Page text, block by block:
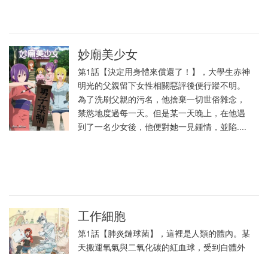
妙廟美少女
第1話【決定用身體來償還了！】，大學生赤神
明光的父親留下女性相關惡評後便行蹤不明。
為了洗刷父親的污名，他捨棄一切世俗雜念，
禁慾地度過每一天。但是某一天晚上，在他遇
到了一名少女後，他便對她一見鍾情，並陷....
工作細胞
第1話【肺炎鏈球菌】，這裡是人類的體內。某
天搬運氧氣與二氧化碳的紅血球，受到自體外